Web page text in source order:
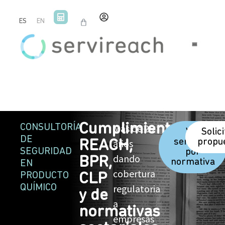
ES EN
CONSULTORÍA
DE
SEGURIDAD
EN
PRODUCTO
QUÍMICO
Cumplimiento
REACH,
BPR,
CLP
y de
normativas
Más de 25
años
dando
cobertura
regulatoria
a
empresas
Ver
servicios
por
normativa